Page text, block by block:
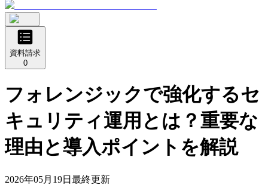
資料請求
0
フォレンジックで強化するセ
キュリティ運用とは？重要な
理由と導入ポイントを解説
2026年05月19日 最終更新